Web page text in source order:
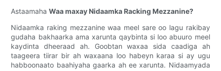
AstaamahaWaa maxay Nidaamka Racking Mezzanine?
Nidaamka raking mezzanine waa meel sare oo lagu rakibay
gudaha bakhaarka ama xarunta qaybinta si loo abuuro meel
kaydinta dheeraad ah. Goobtan waxaa sida caadiga ah
taageera tiirar bir ah waxaana loo habeyn karaa si ay ugu
habboonaato baahiyaha gaarka ah ee xarunta. Nidaamyada